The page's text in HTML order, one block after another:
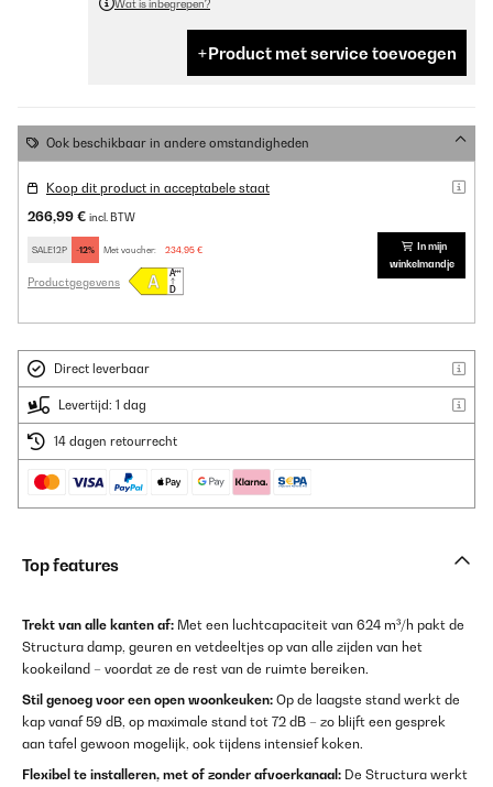
Wat is inbegrepen?
Product met service toevoegen
Ook beschikbaar in andere omstandigheden
Koop dit product in acceptabele staat
266,99 € incl. BTW
SALE12P -12% Met voucher: 234,95 €
Productgegevens
In mijn
winkelmandje
Direct leverbaar
Levertijd: 1 dag
14 dagen retourrecht
Top features
Trekt van alle kanten af: Met een luchtcapaciteit van 624 m³/h pakt de
Structura damp, geuren en vetdeeltjes op van alle zijden van het
kookeiland – voordat ze de rest van de ruimte bereiken.
Stil genoeg voor een open woonkeuken: Op de laagste stand werkt de
kap vanaf 59 dB, op maximale stand tot 72 dB – zo blijft een gesprek
aan tafel gewoon mogelijk, ook tijdens intensief koken.
Flexibel te installeren, met of zonder afvoerkanaal: De Structura werkt